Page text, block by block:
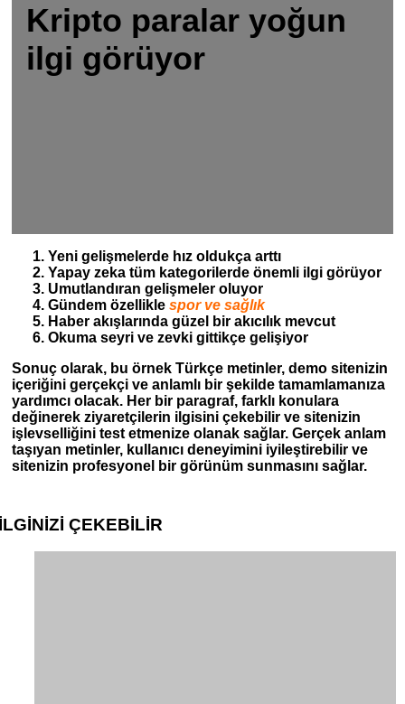
Kripto paralar yoğun
ilgi görüyor
Yeni gelişmelerde hız oldukça arttı
Yapay zeka tüm kategorilerde önemli ilgi görüyor
Umutlandıran gelişmeler oluyor
Gündem özellikle spor ve sağlık
Haber akışlarında güzel bir akıcılık mevcut
Okuma seyri ve zevki gittikçe gelişiyor
Sonuç olarak, bu örnek Türkçe metinler, demo sitenizin
içeriğini gerçekçi ve anlamlı bir şekilde tamamlamanıza
yardımcı olacak. Her bir paragraf, farklı konulara
değinerek ziyaretçilerin ilgisini çekebilir ve sitenizin
işlevselliğini test etmenize olanak sağlar. Gerçek anlam
taşıyan metinler, kullanıcı deneyimini iyileştirebilir ve
sitenizin profesyonel bir görünüm sunmasını sağlar.
ÇEKEBİLİR